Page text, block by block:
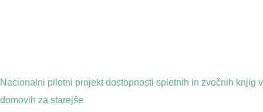
Nacionalni pilotni projekt dostopnosti spletnih in zvočnih knjig v
domovih za starejše